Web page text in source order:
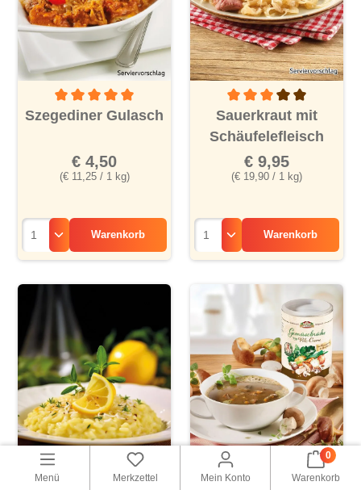
Durchschnittliche Bewertung von 5 von 5 Sternen
Szegediner Gulasch
(€ 11,25 / 1 kg)
€ 4,50
Warenkorb
Durchschnittliche
Sauerkraut mit
Schäufelefleisch
(€ 19,90 / 1 kg)
€ 9,95
Warenkorb
Menü Merkzettel Mein Konto
0
Warenkorb